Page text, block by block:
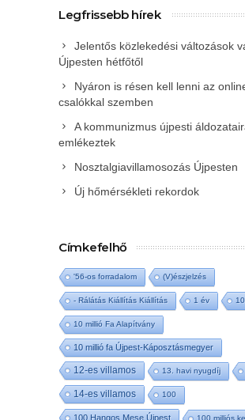
Legfrissebb hírek
Jelentős közlekedési változások
Újpesten hétfőtől
Nyáron is résen kell lenni az
csalókkal szemben
A kommunizmus újpesti
emlékeztek
Nosztalgiavillamosozás Újpesten
Új hőmérsékleti rekordok
Címkefelhő
'56-os forradalom (V)észjelzés
- Rálátás Kiállítás Kiállítás 1 év
10 millió Fa Alapítvány
10 millió fa Újpest-Káposztásmegyer
12-es villamos 13. havi nyugdíj
14-es villamos 100
100 Hangos Mese Újpest 100 milliós